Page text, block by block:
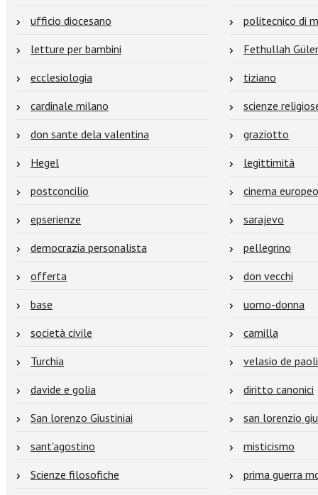
ufficio diocesano
politecnico di
letture per bambini
Fethullah
ecclesiologia
tiziano
cardinale milano
scienze
don sante dela valentina
graziotto
Hegel
legittimità
postconcilio
cinema europeo
epserienze
sarajevo
democrazia personalista
pellegrino
offerta
don vecchi
base
uomo-donna
società civile
camilla
Turchia
velasio de
davide e golia
diritto canonici
San lorenzo Giustiniai
san lorenzio
sant'agostino
misticismo
Scienze filosofiche
prima guerra